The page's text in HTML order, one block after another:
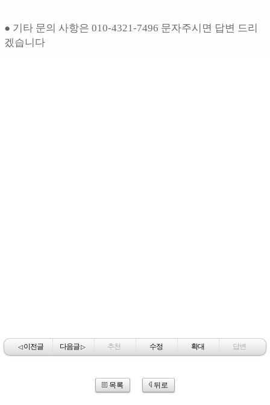
● 기타 문의 사항은 010-4321-7496 문자주시면 답변 드리
겠습니다
◁이전글 다음글▷ 추천 수정 확대 답변
목록 뒤로